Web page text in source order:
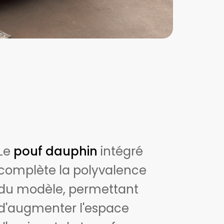
pouf dauphin intégré
la polyvalence
modèle, permettant
l'espace